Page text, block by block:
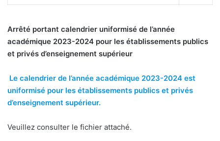
Arrêté portant calendrier uniformisé de l’année
académique 2023-2024 pour les établissements publics
et privés d’enseignement supérieur
Le calendrier de l’année académique 2023-2024 est
uniformisé pour les établissements publics et privés
d’enseignement supérieur.
Veuillez consulter le fichier attaché.